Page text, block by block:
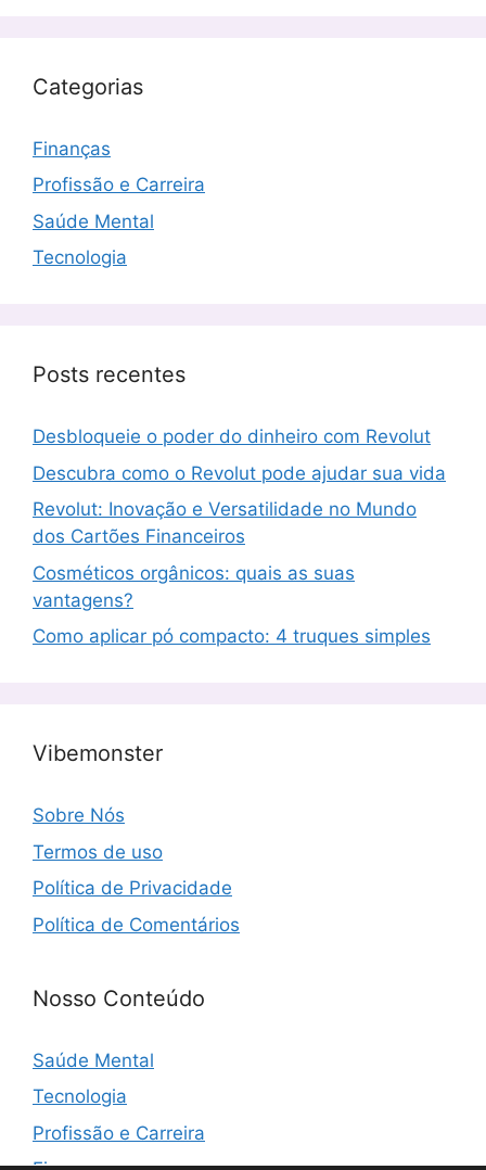
Categorias
Finanças
Profissão e Carreira
Saúde Mental
Tecnologia
Posts recentes
Desbloqueie o poder do dinheiro com Revolut
Descubra como o Revolut pode ajudar sua vida
Revolut: Inovação e Versatilidade no Mundo
dos Cartões Financeiros
Cosméticos orgânicos: quais as suas
vantagens?
Como aplicar pó compacto: 4 truques simples
Vibemonster
Sobre Nós
Termos de uso
Política de Privacidade
Política de Comentários
Nosso Conteúdo
Saúde Mental
Tecnologia
Profissão e Carreira